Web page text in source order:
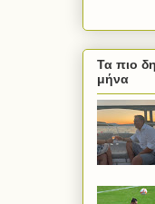
Τα πιο
μήνα